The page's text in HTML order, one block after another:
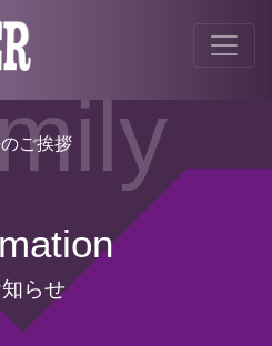
ご挨拶
らせ